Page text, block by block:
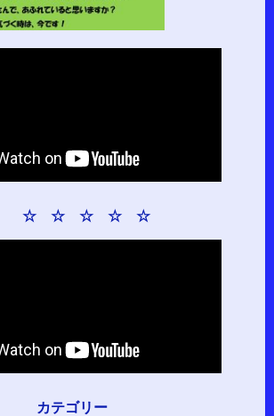
☆ ☆ ☆ ☆ ☆
カテゴリー